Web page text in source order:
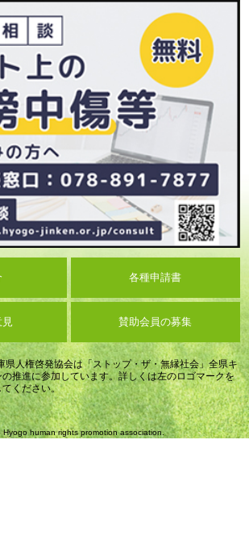
各種申請書
見 賛助会員の募集
県人権啓発協会は「ストップ・ザ・無縁社会」全県キ
の推進に参加しています。詳しくは左のロゴマークを
てください。
human rights promotion association.